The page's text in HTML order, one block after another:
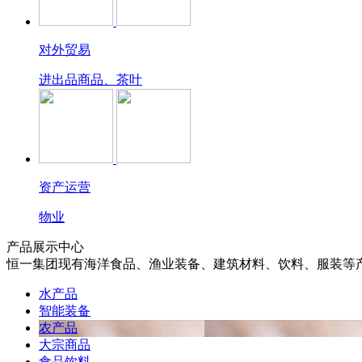
对外贸易
进出品商品、茶叶
资产运营
物业
产品展示中心
恒一集团现有海洋食品、渔业装备、建筑材料、饮料、服装等
水产品
智能装备
农产品
大宗商品